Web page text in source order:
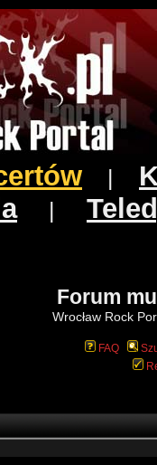
|
Forum
Wrocław Rock
FAQ